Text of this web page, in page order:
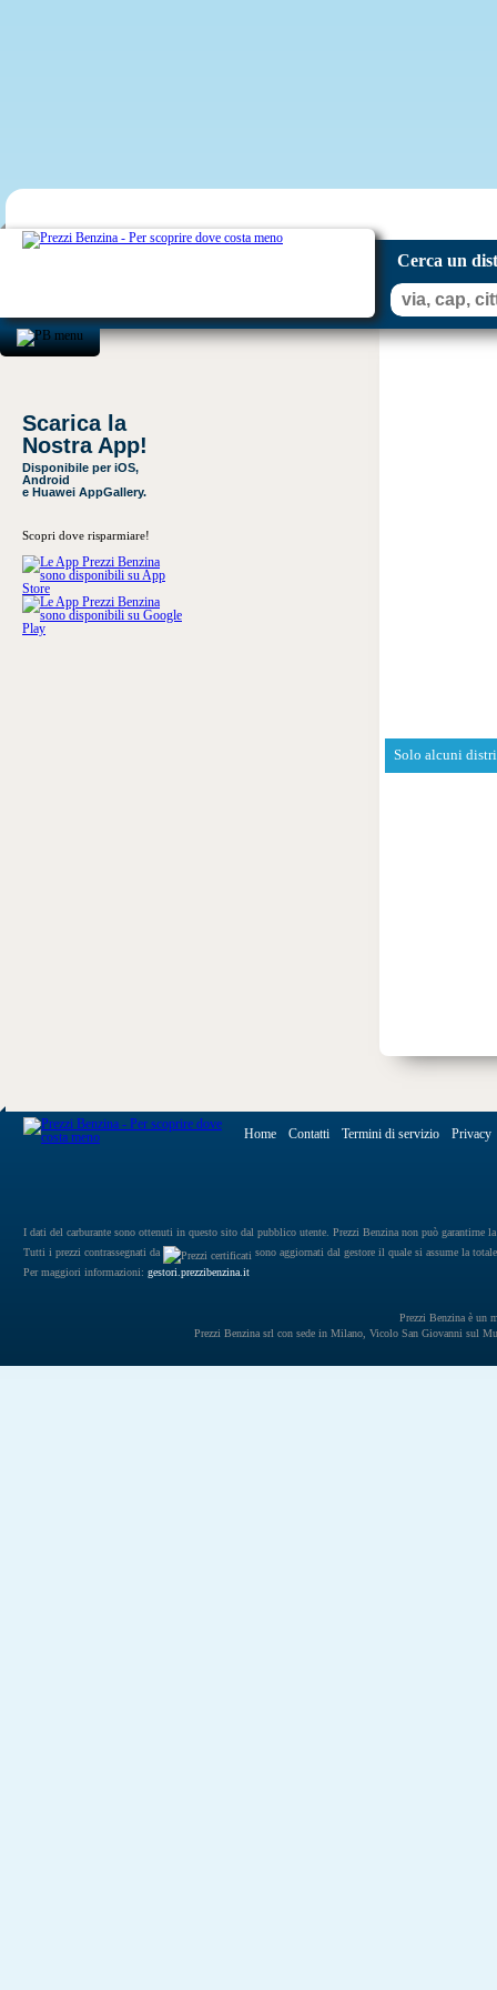
Cerca un
Scarica la
Nostra App!
Disponibile per iOS,
Android
e Huawei AppGallery.
Scopri dove risparmiare!
Solo alcuni
Home Contatti Termini di servizio Privacy
I dati del carburante sono ottenuti in questo sito dal pubblico utente. Prezzi Benzina non può garantirne
Tutti i prezzi contrassegnati da
sono aggiornati dal gestore il quale si assume la
Per maggiori informazioni: gestori.prezzibenzina.it
Prezzi Benzina è un
Prezzi Benzina srl con sede in Milano, Vicolo San Giovanni sul